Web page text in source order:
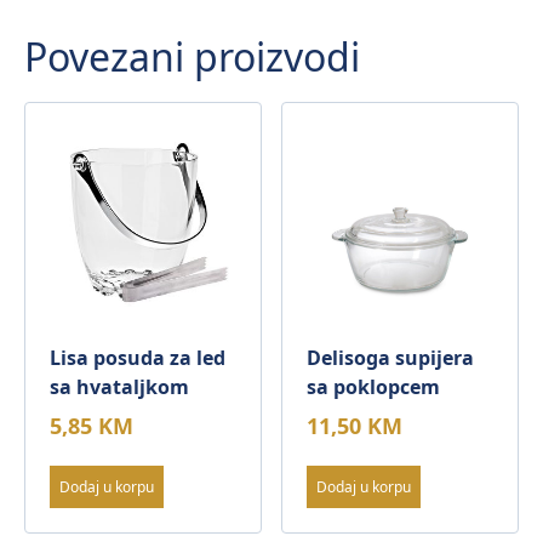
količina
Povezani proizvodi
Lisa posuda za led
sa hvataljkom
5,85 KM
Dodaj u korpu
Delisoga supijera
sa poklopcem
11,50 KM
Dodaj u korpu